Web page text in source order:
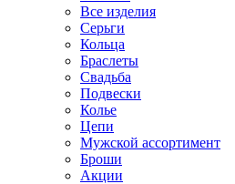
Все изделия
Серьги
Кольца
Браслеты
Свадьба
Подвески
Колье
Цепи
Мужской ассортимент
Броши
Акции